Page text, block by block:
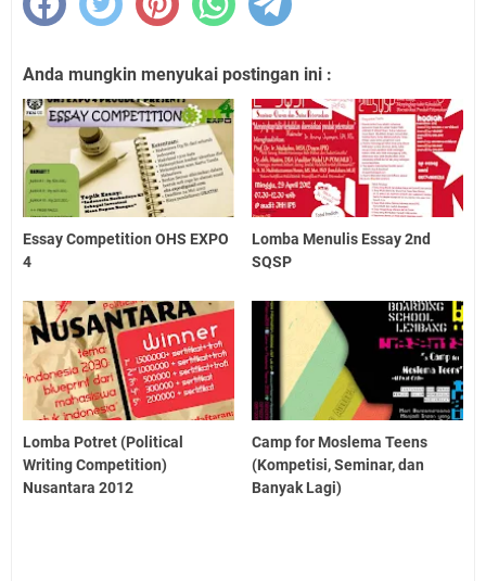
Anda mungkin menyukai postingan ini :
Essay Competition OHS EXPO
4
Lomba Menulis Essay 2nd
SQSP
Lomba Potret (Political
Writing Competition)
Nusantara 2012
Camp for Moslema Teens
(Kompetisi, Seminar, dan
Banyak Lagi)